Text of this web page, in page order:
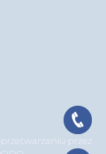
przez